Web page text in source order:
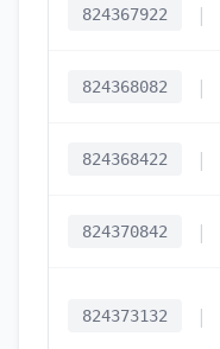
824367922 |
824368082 |
824368422 |
824370842 |
824373132 |